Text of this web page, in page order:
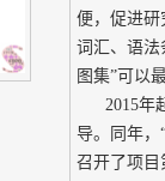
便，促进研
词汇、语法
图集”可以
2015年
导。同年，
召开了项目